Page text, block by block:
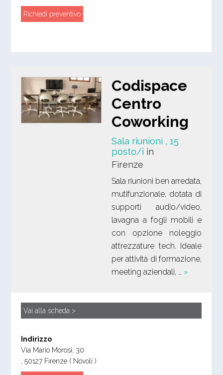
Richiedi preventivo
Codispace
Centro
Coworking
Sala riunioni , 15
posto/i in
Firenze
Sala riunioni ben arredata,
mutifunzionale, dotata di
supporti audio/video,
lavagna a fogli mobili e
con opzione noleggio
attrezzature tech. Ideale
per attività di formazione,
meeting aziendali, … »
Vai alla scheda >
Indirizzo
Via Mario Morosi, 30
;50127 Firenze ( Novoli )